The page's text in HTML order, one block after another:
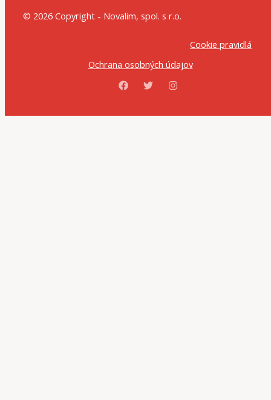
© 2026 Copyright - Novalim, spol. s r.o.
Cookie pravidlá
Ochrana osobných údajov